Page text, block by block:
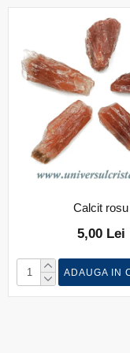
Calcit rosu
5,00 Lei
ADAUGA IN